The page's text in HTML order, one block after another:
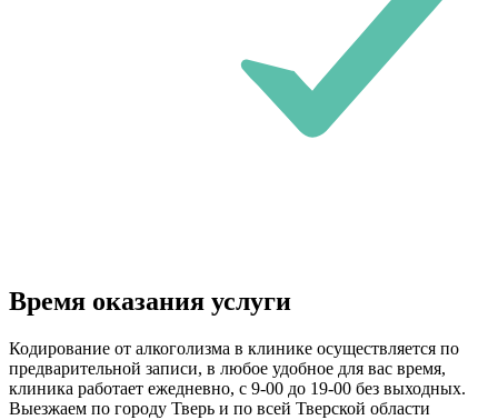
Время оказания услуги
Кодирование от алкоголизма в клинике осуществляется по
предварительной записи, в любое удобное для вас время,
клиника работает ежедневно, с 9-00 до 19-00 без выходных.
Выезжаем по городу Тверь и по всей Тверской области